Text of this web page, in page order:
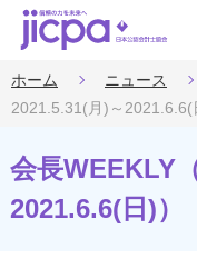
ホーム ニュース
2021.5.31(月)～2021.6.6(
会長WEEKLY
2021.6.6(日)）